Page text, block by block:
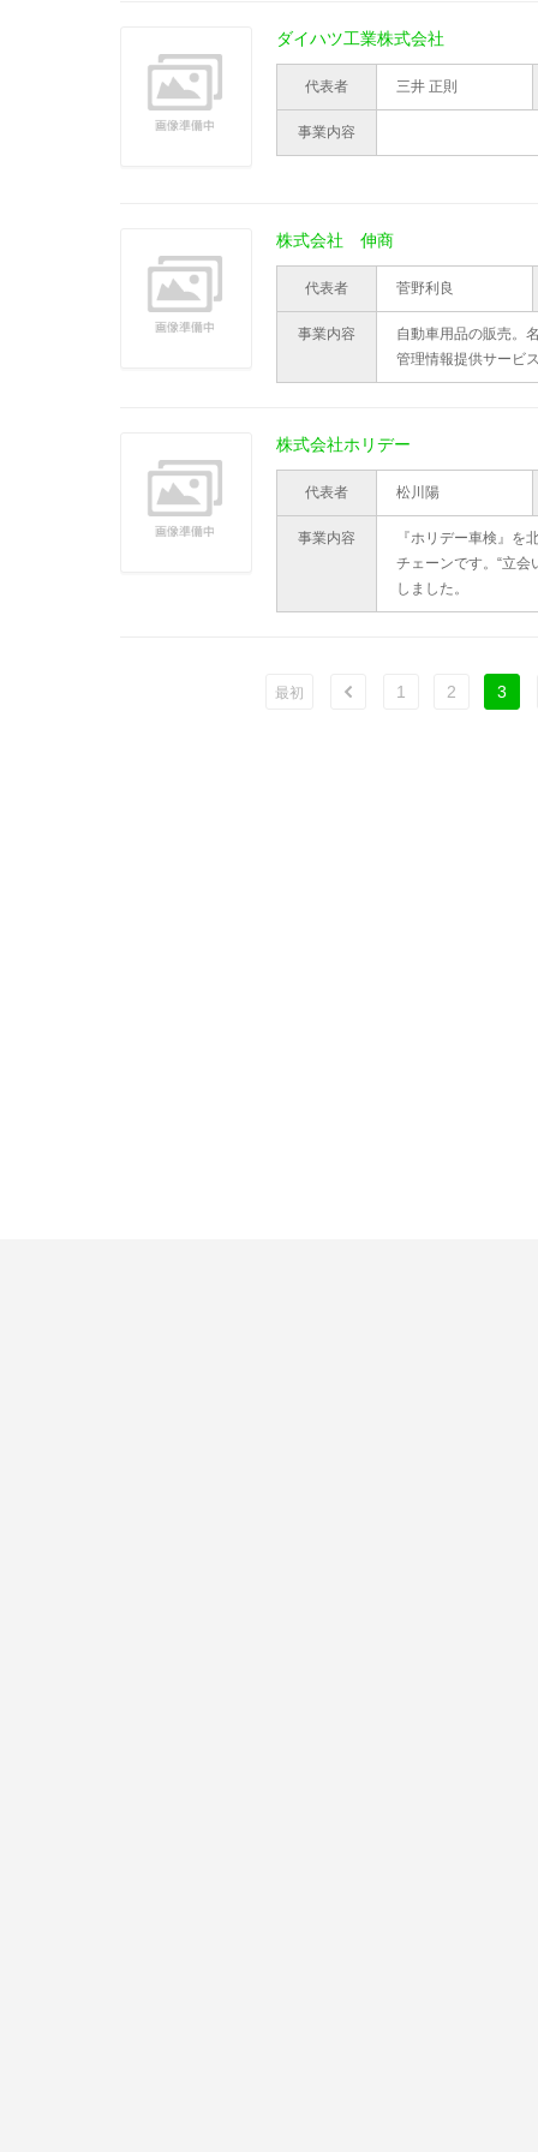
ダイハツ工業株式会社
代表者 三井 正則
事業内容
株式会社 伸商
代表者 菅野利良
事業内容
自動車用品の販売。
管理情報提供サービ
株式会社ホリデー
代表者 松川陽
事業内容
『ホリデー車検』
チェーンです。“立会
しました。
最初 ù 1 2 3